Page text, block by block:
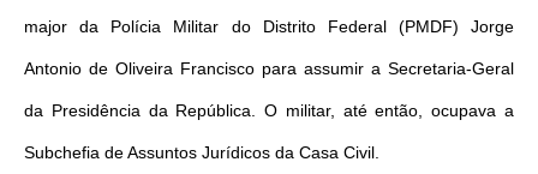
major da Polícia Militar do Distrito Federal (PMDF) Jorge
Antonio de Oliveira Francisco para assumir a Secretaria-Geral
da Presidência da República. O militar, até então, ocupava a
Subchefia de Assuntos Jurídicos da Casa Civil.